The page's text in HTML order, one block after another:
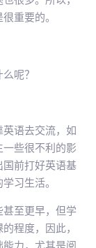
重要的。
呢？
语去交流，如
些很不利的影
前打好英语基
习生活。
至更早，但学
程度，因此，